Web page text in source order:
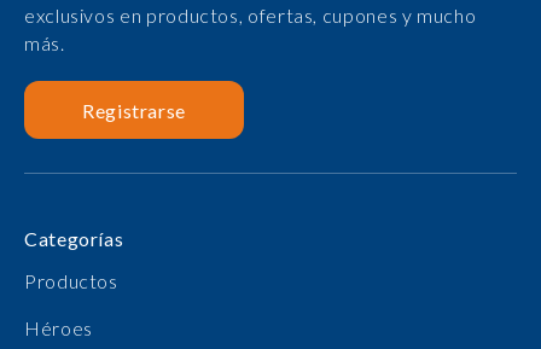
exclusivos en productos, ofertas, cupones y mucho
más.
Registrarse
Categorías
Productos
Héroes